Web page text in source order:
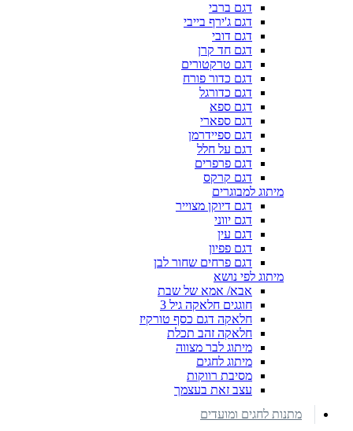
דגם ברבי
דגם ג'ירף בייבי
דגם דובי
דגם חד קרן
דגם טרקטורים
דגם כדור פורח
דגם כדורגל
דגם ספא
דגם ספארי
דגם ספיידרמן
דגם על חלל
דגם פרפרים
דגם קרקס
מיתוג למבוגרים
דגם דיוקן מצוייר
דגם יווני
דגם עין
דגם פפיון
דגם פרחים שחור לבן
מיתוג לפי נושא
אבא/ אמא של שבת
חוגגים חלאקה גיל 3
חלאקה דגם כסף טורקיז
חלאקה זהב תכלת
מיתוג לבר מצווה
מיתוג לחגים
מסיבת רווקות
עצב זאת בעצמך
מתנות לחגים ומועדים